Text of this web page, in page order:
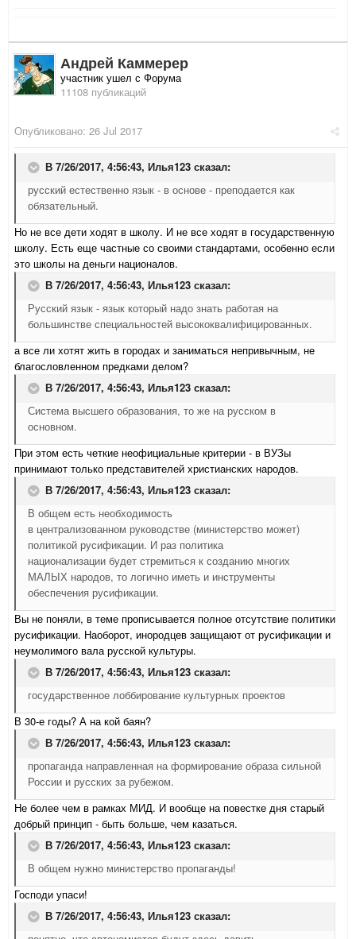
Андрей Каммерер
участник ушел с Форума
11108 публикаций
Опубликовано: 26 Jul 2017
В 7/26/2017, 4:56:43, Илья123 сказал:
русский естественно язык - в основе - преподается как
обязательный.
Но не все дети ходят в школу. И не все ходят в государственную
школу. Есть еще частные со своими стандартами, особенно если
это школы на деньги националов.
В 7/26/2017, 4:56:43, Илья123 сказал:
Русский язык - язык который надо знать работая на
большинстве специальностей высококвалифицированных.
а все ли хотят жить в городах и заниматься непривычным, не
благословленном предками делом?
В 7/26/2017, 4:56:43, Илья123 сказал:
Система высшего образования, то же на русском в
основном.
При этом есть четкие неофициальные критерии - в ВУЗы
принимают только представителей христианских народов.
В 7/26/2017, 4:56:43, Илья123 сказал:
В общем есть необходимость
в централизованном руководстве (министерство может)
политикой русификации. И раз политика
национализации будет стремиться к созданию многих
МАЛЫХ народов, то логично иметь и инструменты
обеспечения русификации.
Вы не поняли, в теме прописывается полное отсутствие политики
русификации. Наоборот, инородцев защищают от русификации и
неумолимого вала русской культуры.
В 7/26/2017, 4:56:43, Илья123 сказал:
государственное лоббирование культурных проектов
В 30-е годы? А на кой баян?
В 7/26/2017, 4:56:43, Илья123 сказал:
пропаганда направленная на формирование образа сильной
России и русских за рубежом.
Не более чем в рамках МИД. И вообще на повестке дня старый
добрый принцип - быть больше, чем казаться.
В 7/26/2017, 4:56:43, Илья123 сказал:
В общем нужно министерство пропаганды!
Господи упаси!
В 7/26/2017, 4:56:43, Илья123 сказал: